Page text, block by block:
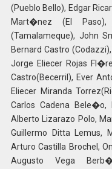
(Pueblo Bello), Edgar
Mart�nez (El Paso),
(Tamalameque), John
Bernard Castro
Jorge Eliecer Rojas
Castro(Becerril), Ever
Eliecer Miranda
Carlos Cadena Bele�o,
Alberto Lizarazo Polo,
Guillermo Ditta Lemus,
Arturo Castilla Brochel,
Augusto Vega